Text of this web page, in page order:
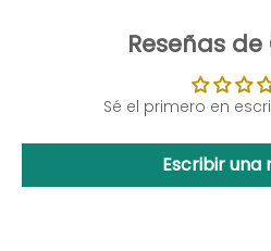
Reseñas de
Sé el primero en
Escribir una